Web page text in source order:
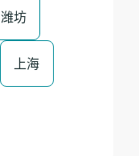
潍坊
上海